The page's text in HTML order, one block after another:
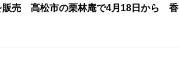
販売 高松市の栗林庵で4月18日から 香